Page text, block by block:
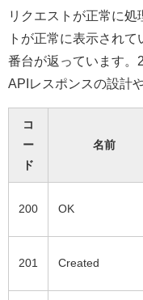
リクエストが正常に処
トが正常に表示され
番台が返っています。
APIレスポンスの設計
コ
ー
ド
名前
200 OK
201 Created